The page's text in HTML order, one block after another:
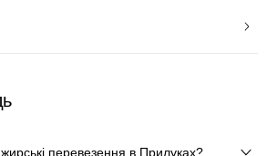
перевезення в Прилуках?